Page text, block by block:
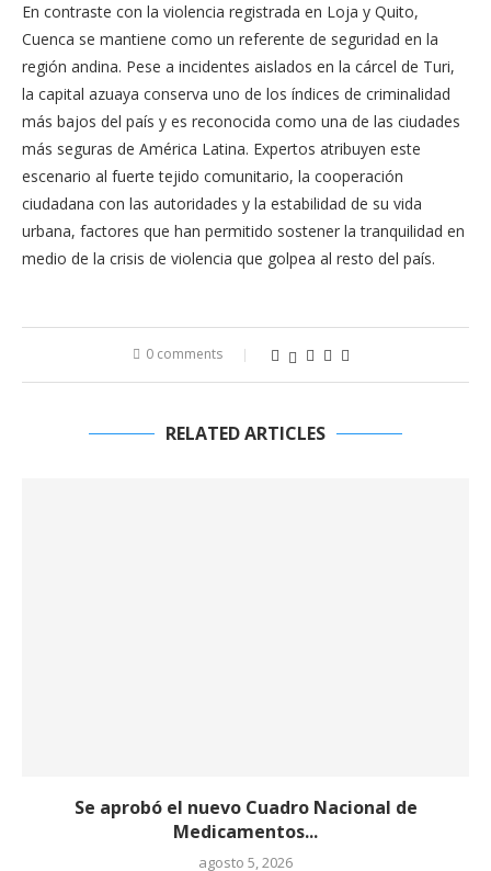
En contraste con la violencia registrada en Loja y Quito,
Cuenca se mantiene como un referente de seguridad en la
región andina. Pese a incidentes aislados en la cárcel de Turi,
la capital azuaya conserva uno de los índices de criminalidad
más bajos del país y es reconocida como una de las ciudades
más seguras de América Latina. Expertos atribuyen este
escenario al fuerte tejido comunitario, la cooperación
ciudadana con las autoridades y la estabilidad de su vida
urbana, factores que han permitido sostener la tranquilidad en
medio de la crisis de violencia que golpea al resto del país.
0 comments
RELATED ARTICLES
Se aprobó el nuevo Cuadro Nacional de
Medicamentos...
agosto 5, 2026